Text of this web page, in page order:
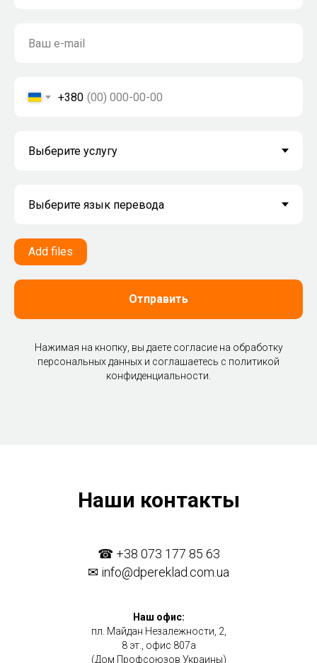
+380
Add files
Отправить
Нажимая на кнопку, вы даете согласие на обработку
персональных данных и соглашаетесь c политикой
конфиденциальности.
Наши контакты
☎ +38 073 177 85 63
✉ info@dpereklad.com.ua
Наш офис:
пл. Майдан Незалежности, 2,
8 эт., офис 807а
(Дом Профсоюзов Украины)